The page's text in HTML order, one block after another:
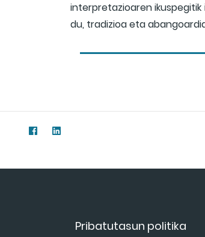
interpretazioaren
du, tradizioa eta
Pribatutasun politika